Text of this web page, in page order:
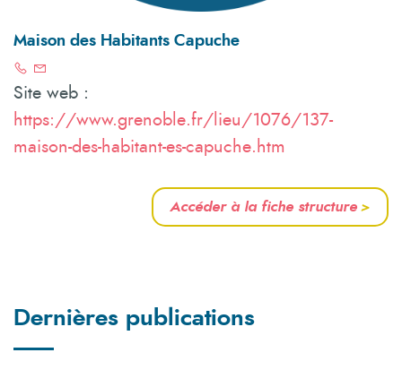
Maison des Habitants Capuche
Site web :
https://www.grenoble.fr/lieu/1076/137-
maison-des-habitant-es-capuche.htm
Accéder à la fiche structure>
Dernières publications